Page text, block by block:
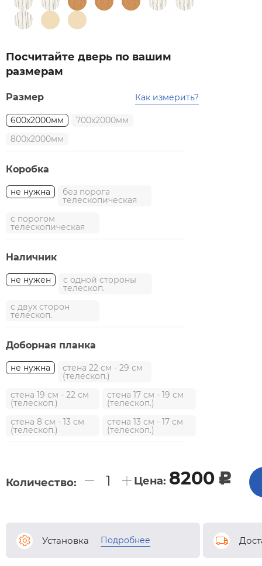
Посчитайте дверь по вашим
размерам
Размер Как измерить?
600x2000мм
700x2000мм
800x2000мм
Коробка
не нужна без порога
телескопическая
с порогом
телескопическая
Наличник
не нужен с одной стороны
телескоп.
с двух сторон
телескоп.
Доборная планка
не нужна стена 22 см - 29 см
(телескоп.)
стена 19 см - 22 см
(телескоп.)
стена 17 см - 19 см
(телескоп.)
стена 8 см - 13 см
(телескоп.)
стена 13 см - 17 см
(телескоп.)
Количество: Цена: 8200 c
Установка Подробнее